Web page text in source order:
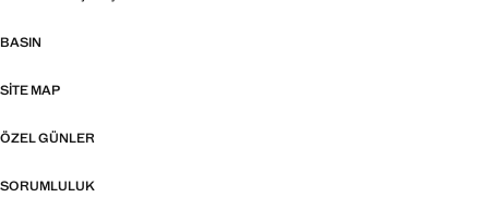
BASIN
SITE MAP
ÖZEL GÜNLER
SORUMLULUK